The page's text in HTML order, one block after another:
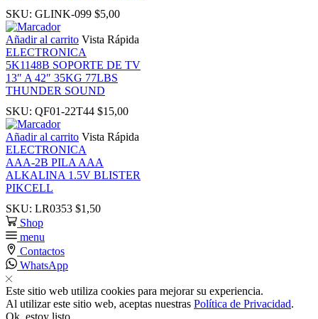
panel
Panel
panel
panel
SKU: GLINK-099 $5,00
Añadir al carrito Vista Rápida
ELECTRONICA
5K1148B SOPORTE DE TV
13″ A 42″ 35KG 77LBS
THUNDER SOUND
SKU: QF01-22T44 $15,00
Añadir al carrito Vista Rápida
ELECTRONICA
AAA-2B PILA AAA
ALKALINA 1.5V BLISTER
PIKCELL
SKU: LR0353 $1,50
Shop
menu
Contactos
WhatsApp
Este sitio web utiliza cookies para mejorar su experiencia.
Al utilizar este sitio web, aceptas nuestras Política de Privacidad.